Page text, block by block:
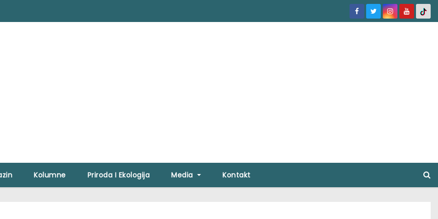
Kolumne Priroda I Ekologija Media Kontakt